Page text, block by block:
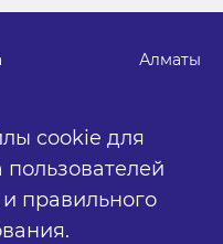
cookie для
правильного
Алматы
бизнес-центр "Time"
Медиа», УНП